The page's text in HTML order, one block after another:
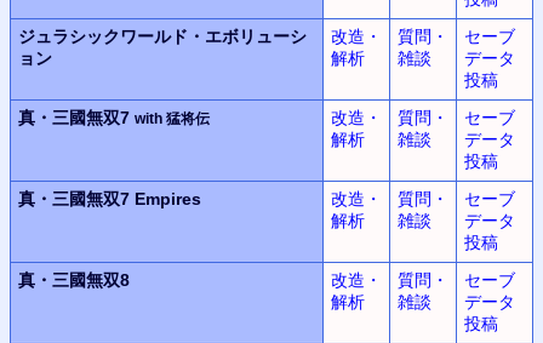
ジュラシックワールド・エボリューシ
ョン
改造・
解析
質問・
雑談
セーブ
データ
投稿
真・三國無双7 with 猛将伝
改造・
解析
質問・
雑談
セーブ
データ
投稿
真・三國無双7 Empires
改造・
解析
質問・
雑談
セーブ
データ
投稿
真・三國無双8
改造・
解析
質問・
雑談
セーブ
データ
投稿